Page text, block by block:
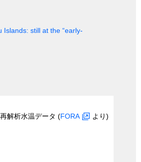
still at the “early-
再解析水温データ (FORA より)